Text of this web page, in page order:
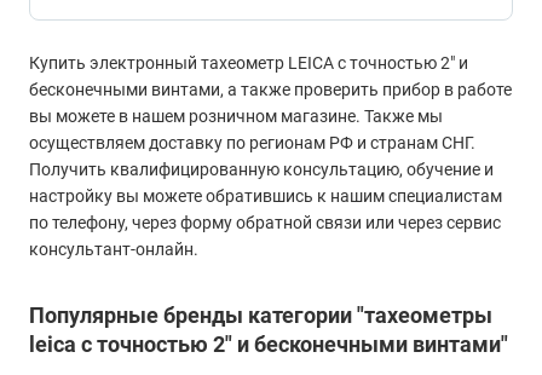
Купить электронный тахеометр LEICA с точностью 2" и
бесконечными винтами, а также проверить прибор в работе
вы можете в нашем розничном магазине. Также мы
осуществляем доставку по регионам РФ и странам СНГ.
Получить квалифицированную консультацию, обучение и
настройку вы можете обратившись к нашим специалистам
по телефону, через форму обратной связи или через сервис
консультант-онлайн.
Популярные бренды категории "тахеометры
leica с точностью 2" и бесконечными винтами"